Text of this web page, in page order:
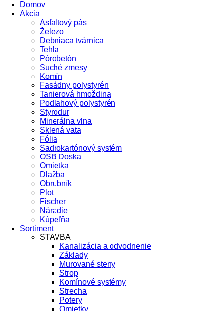
Domov
Akcia
Asfaltový pás
Železo
Debniaca tvárnica
Tehla
Pórobetón
Suché zmesy
Komín
Fasádny polystyrén
Tanierová hmoždina
Podlahový polystyrén
Styrodur
Minerálna vlna
Sklená vata
Fólia
Sadrokartónový systém
OSB Doska
Omietka
Dlažba
Obrubník
Plot
Fischer
Náradie
Kúpeľňa
Sortiment
STAVBA
Kanalizácia a odvodnenie
Základy
Murované steny
Strop
Komínové systémy
Strecha
Potery
Omietky